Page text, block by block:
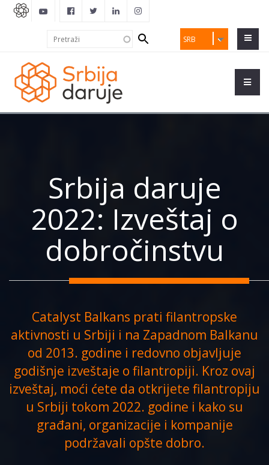
SRB
Search
form
Srbija daruje
2022: Izveštaj o
dobročinstvu
Catalyst Balkans prati filantropske
aktivnosti u Srbiji i na Zapadnom Balkanu
od 2013. godine i redovno objavljuje
godišnje izveštaje o filantropiji. Kroz ovaj
izveštaj, moći ćete da otkrijete filantropiju
u Srbiji tokom 2022. godine i kako su
građani, organizacije i kompanije
podržavali opšte dobro.